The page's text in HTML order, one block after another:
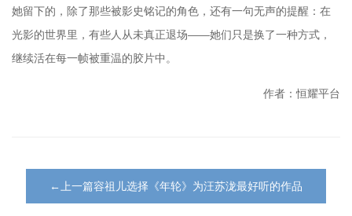
她留下的，除了那些被影史铭记的角色，还有一句无声的提醒：在
光影的世界里，有些人从未真正退场——她们只是换了一种方式，
继续活在每一帧被重温的胶片中。
作者：恒耀平台
←上一篇容祖儿选择《年轮》为汪苏泷最好听的作品